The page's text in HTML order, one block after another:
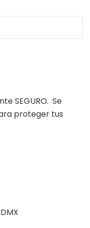
SEGURO. Se
proteger tus